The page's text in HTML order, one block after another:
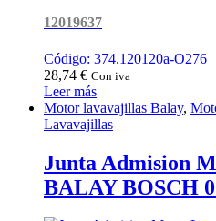
12019637
Código: 374.120120a-O276
28,74 € Con iva
Leer más
Motor lavavajillas Balay,
Lavavajillas
Junta Admision
BALAY BOSCH